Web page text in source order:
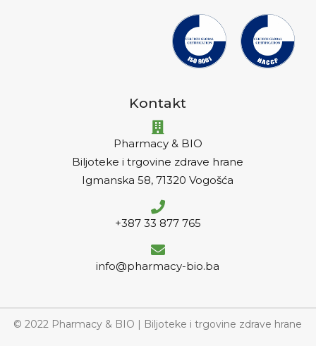
Kontakt
Pharmacy & BIO
Biljoteke i trgovine zdrave hrane
Igmanska 58, 71320 Vogošća
+387 33 877 765
info@pharmacy-bio.ba
© 2022 Pharmacy & BIO | Biljoteke i trgovine zdrave hrane